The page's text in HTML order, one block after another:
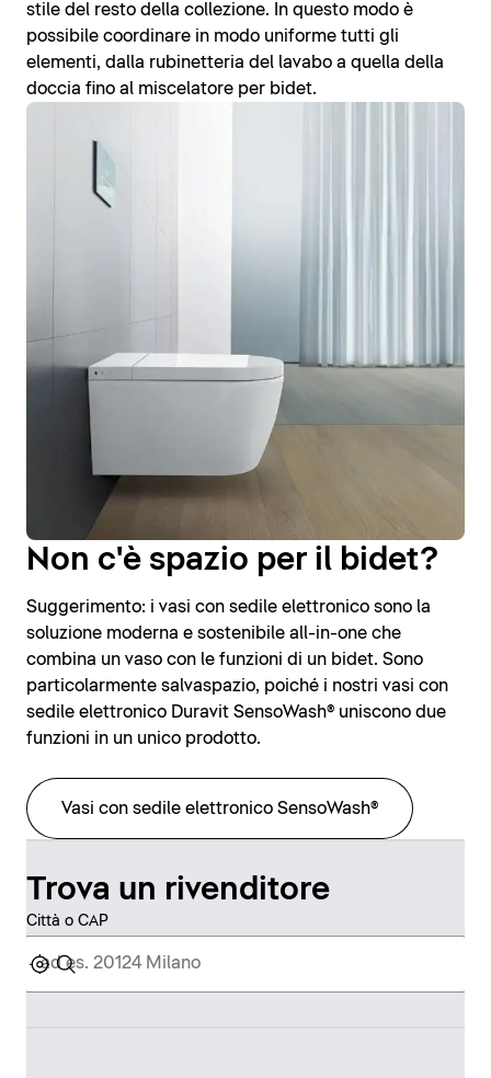
stile del resto della collezione. In questo modo è
possibile coordinare in modo uniforme tutti gli
elementi, dalla rubinetteria del lavabo a quella della
doccia fino al miscelatore per bidet.
Non c'è spazio per il bidet?
Suggerimento: i vasi con sedile elettronico sono la
soluzione moderna e sostenibile all-in-one che
combina un vaso con le funzioni di un bidet. Sono
particolarmente salvaspazio, poiché i nostri vasi con
sedile elettronico Duravit SensoWash® uniscono due
funzioni in un unico prodotto.
Vasi con sedile elettronico SensoWash®
Trova un rivenditore
Città o CAP